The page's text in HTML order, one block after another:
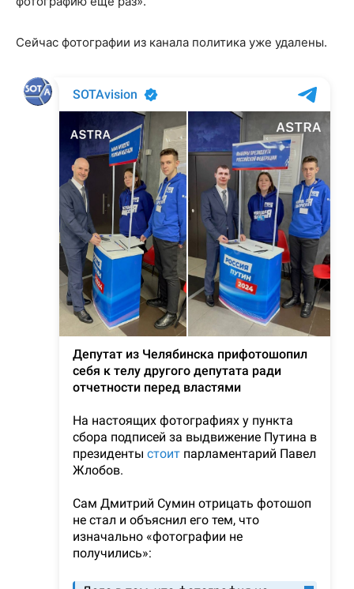
Сейчас фотографии из канала политика уже удалены.